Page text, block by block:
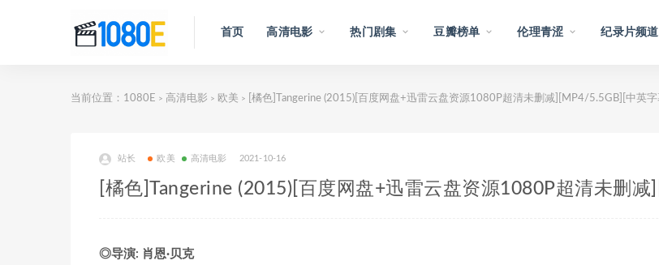
首页 高清电影 热门剧集 豆瓣榜单 伦理青涩 纪录片频道
当前位置： 1080E > 高清电影 > 欧美 > [橘色]Tangerine (2015)[百度网盘+迅雷云盘资源1080P超清未删减][MP4/5.5GB][中英字
站长 欧美 高清电影 2021-10-16
[橘色]Tangerine (2015)[百度网盘+迅雷云盘资源1080P超清未删
◎导演: 肖恩·贝克